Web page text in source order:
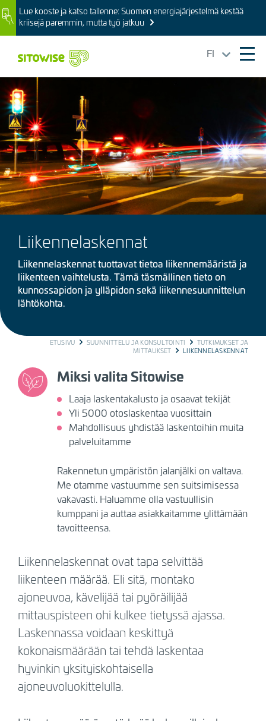
Skip
to
main
ImageLue kooste ja katso tallenne: Suomen energiajärjestelmä kestää
kriisejä paremmin, mutta työ jatkuu
FI
Kuva
Liikennelaskennat
Liikennelaskennat tuottavat tietoa liikennemääristä ja
liikenteen vaihtelusta. Tämä täsmällinen tieto on
kunnossapidon ja ylläpidon sekä liikennesuunnittelun
lähtökohta.
BREADCRUMB
ETUSIVU SUUNNITTELU JA KONSULTOINTI
TUTKIMUKSET JA
MITTAUKSET
LIIKENNELASKENNAT
Miksi valita Sitowise
Laaja laskentakalusto ja osaavat tekijät
Yli 5000 otoslaskentaa vuosittain
Mahdollisuus yhdistää laskentoihin muita
palveluitamme
Rakennetun ympäristön jalanjälki on valtava.
Me otamme vastuumme sen suitsimisessa
vakavasti. Haluamme olla vastuullisin
kumppani ja auttaa asiakkaitamme ylittämään
tavoitteensa.
Liikennelaskennat ovat tapa selvittää
liikenteen määrää. Eli sitä, montako
ajoneuvoa, kävelijää tai pyöräilijää
mittauspisteen ohi kulkee tietyssä ajassa.
Laskennassa voidaan keskittyä
kokonaismäärään tai tehdä laskentaa
hyvinkin yksityiskohtaisella
ajoneuvoluokittelulla.